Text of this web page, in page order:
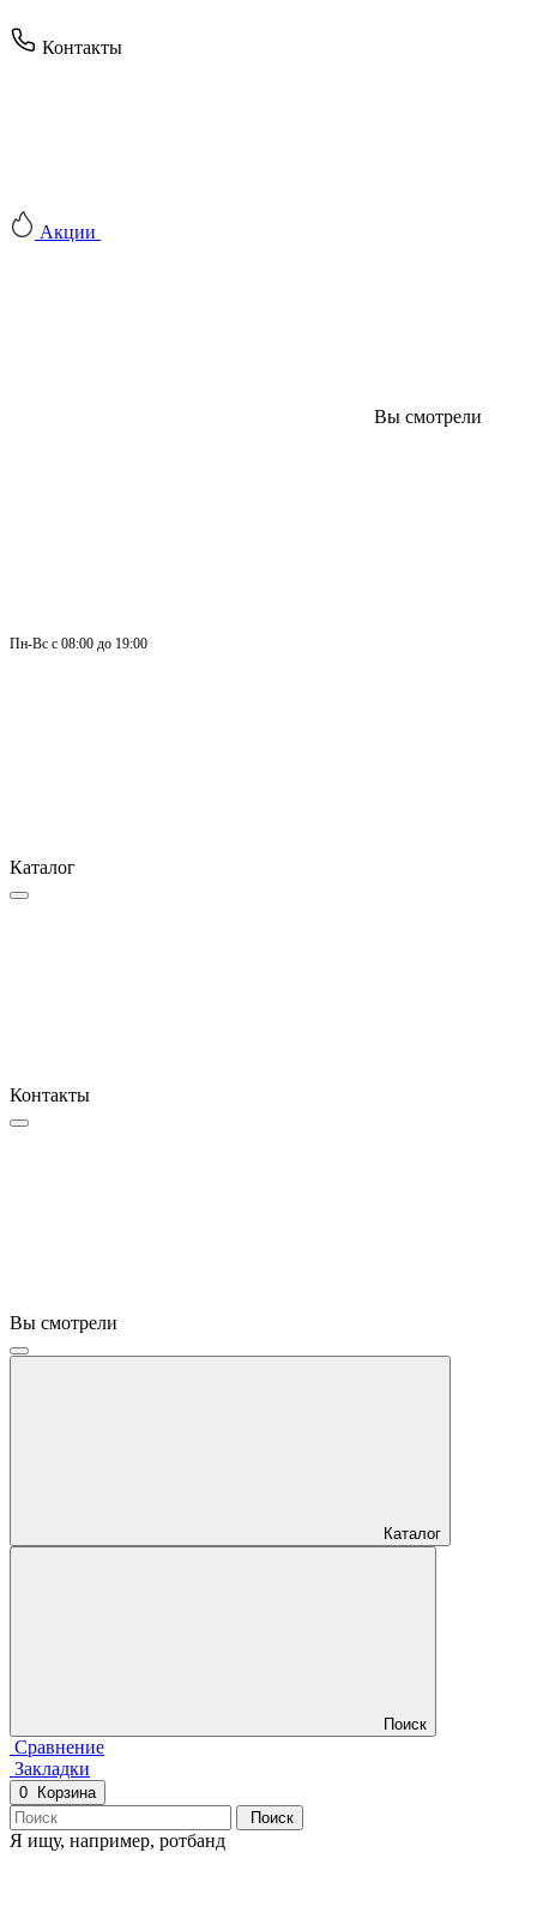
Контакты
Акции
Вы смотрели
Пн-Вс с 08:00 до 19:00
Каталог
Контакты
Вы смотрели
Каталог
Поиск
Сравнение
Закладки
0
Корзина
Поиск
Я ищу, например, ротбанд